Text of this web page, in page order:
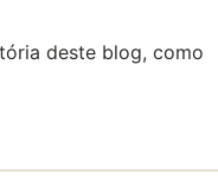
deste blog, como